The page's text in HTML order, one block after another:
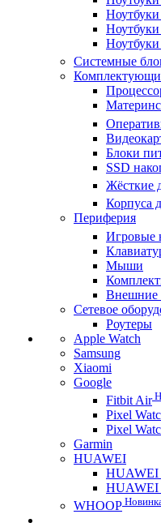
Системные
Блоки
SSD
Жёсткие
Корпуса
Периферия
Игровые
Мыши
Внешние
Сетевое
Роутеры
Apple Watch
Samsung
Xiaomi
Google
Fitbit Air
Pixel
Pixel
Garmin
HUAWEI
HUAWEI
HUAWEI
WHOOP